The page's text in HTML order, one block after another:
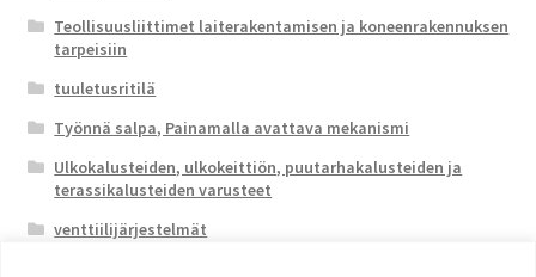
Teollisuusliittimet laiterakentamisen ja koneenrakennuksen
tarpeisiin
tuuletusritilä
Työnnä salpa, Painamalla avattava mekanismi
Ulkokalusteiden, ulkokeittiön, puutarhakalusteiden ja
terassikalusteiden varusteet
venttiilijärjestelmät